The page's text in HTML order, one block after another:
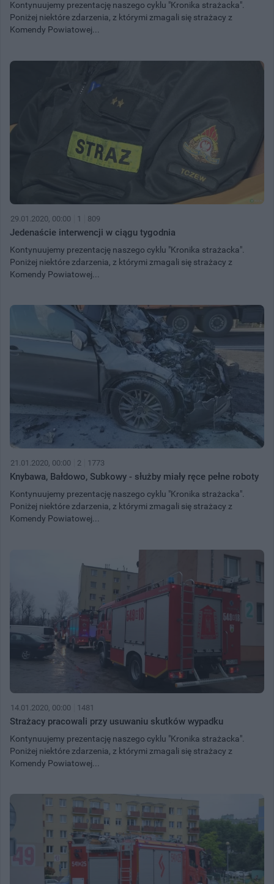
Kontynuujemy prezentację naszego cyklu "Kronika strażacka".
Poniżej niektóre zdarzenia, z którymi zmagali się strażacy z
Komendy Powiatowej...
29.01.2020, 00:00 1 809
Jedenaście interwencji w ciągu tygodnia
Kontynuujemy prezentację naszego cyklu "Kronika strażacka".
Poniżej niektóre zdarzenia, z którymi zmagali się strażacy z
Komendy Powiatowej...
21.01.2020, 00:00 2 1773
Knybawa, Bałdowo, Subkowy - służby miały ręce pełne roboty
Kontynuujemy prezentację naszego cyklu "Kronika strażacka".
Poniżej niektóre zdarzenia, z którymi zmagali się strażacy z
Komendy Powiatowej...
14.01.2020, 00:00 1481
Strażacy pracowali przy usuwaniu skutków wypadku
Kontynuujemy prezentację naszego cyklu "Kronika strażacka".
Poniżej niektóre zdarzenia, z którymi zmagali się strażacy z
Komendy Powiatowej...